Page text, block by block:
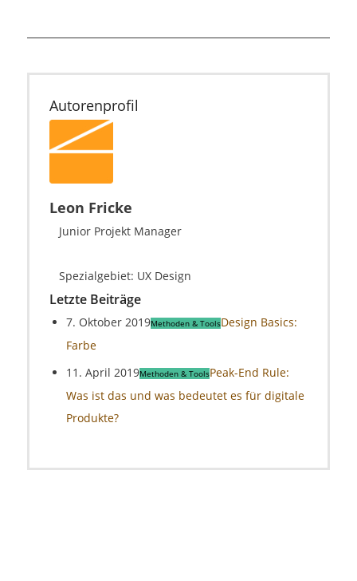
Autorenprofil
Leon Fricke
Junior Projekt Manager
Spezialgebiet: UX Design
Letzte Beiträge
7. Oktober 2019Methoden & ToolsDesign Basics:
Farbe
11. April 2019Methoden & ToolsPeak-End Rule:
Was ist das und was bedeutet es für digitale
Produkte?